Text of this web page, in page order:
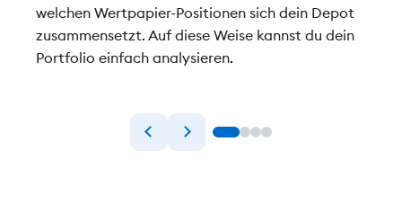
welchen Wertpapier-Positionen sich dein Depot
zusammensetzt. Auf diese Weise kannst du dein
Portfolio einfach analysieren.